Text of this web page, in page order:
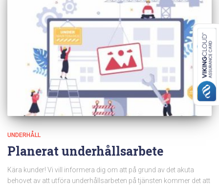
UNDERHÅLL
Planerat underhållsarbete
Kära kunder! Vi vill informera dig om att på grund av det akuta
behovet av att utföra underhållsarbeten på tjänsten kommer det att